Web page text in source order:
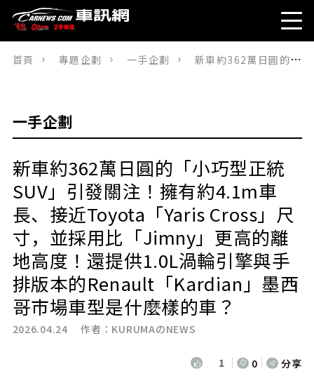
首頁 專題企劃 一手企劃 新車約362萬日圓的「小巧型正統SUV」引發關注！擁有約4.1m車長、接近Toyota「Yaris Cross」尺寸，並採用比「Jimny」更高的離地高度！還提供1.0L渦輪引擎與手排版本的Renault「Kardian」墨西哥市場車型是什麼樣的車？
一手企劃
新車約362萬日圓的「小巧型正統
SUV」引發關注！擁有約4.1m車
長、接近Toyota「Yaris Cross」尺
寸，並採用比「Jimny」更高的離
地高度！還提供1.0L渦輪引擎與手
排版本的Renault「Kardian」墨西
哥市場車型是什麼樣的車？
2026.04.24 作者： KURUMAのNEWS
1 0 分享